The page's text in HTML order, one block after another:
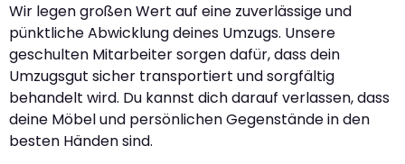
Wir legen großen Wert auf eine zuverlässige und
pünktliche Abwicklung deines Umzugs. Unsere
geschulten Mitarbeiter sorgen dafür, dass dein
Umzugsgut sicher transportiert und sorgfältig
behandelt wird. Du kannst dich darauf verlassen, dass
deine Möbel und persönlichen Gegenstände in den
besten Händen sind.